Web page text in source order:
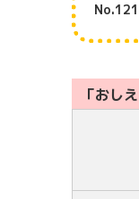
No.121
「おし